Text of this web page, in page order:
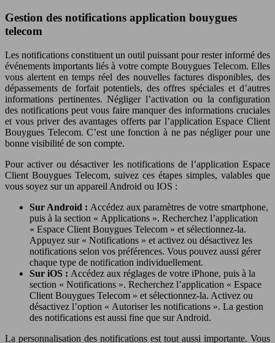
Gestion des notifications application bouygues
telecom
Les notifications constituent un outil puissant pour rester informé des
événements importants liés à votre compte Bouygues Telecom. Elles
vous alertent en temps réel des nouvelles factures disponibles, des
dépassements de forfait potentiels, des offres spéciales et d’autres
informations pertinentes. Négliger l’activation ou la configuration
des notifications peut vous faire manquer des informations cruciales
et vous priver des avantages offerts par l’application Espace Client
Bouygues Telecom. C’est une fonction à ne pas négliger pour une
bonne visibilité de son compte.
Pour activer ou désactiver les notifications de l’application Espace
Client Bouygues Telecom, suivez ces étapes simples, valables que
vous soyez sur un appareil Android ou IOS :
Sur Android : Accédez aux paramètres de votre smartphone,
puis à la section « Applications ». Recherchez l’application
« Espace Client Bouygues Telecom » et sélectionnez-la.
Appuyez sur « Notifications » et activez ou désactivez les
notifications selon vos préférences. Vous pouvez aussi gérer
chaque type de notification individuellement.
Sur iOS : Accédez aux réglages de votre iPhone, puis à la
section « Notifications ». Recherchez l’application « Espace
Client Bouygues Telecom » et sélectionnez-la. Activez ou
désactivez l’option « Autoriser les notifications ». La gestion
des notifications est aussi fine que sur Android.
La personnalisation des notifications est tout aussi importante. Vous